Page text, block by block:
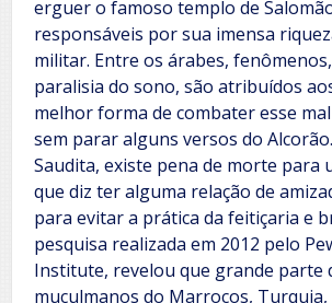
erguer o famoso templo de
responsáveis por sua imensa
militar. Entre os árabes,
paralisia do sono, são atribuídos
melhor forma de combater esse
sem parar alguns versos do
Saudita, existe pena de morte para
que diz ter alguma relação de
para evitar a prática da feitiçaria e
pesquisa realizada em 2012 pelo
Institute, revelou que grande parte
muçulmanos do Marrocos, Turquia,